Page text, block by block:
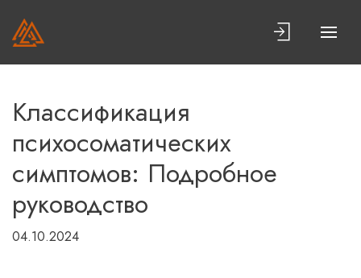
Классификация
психосоматических
симптомов: Подробное
руководство
04.10.2024